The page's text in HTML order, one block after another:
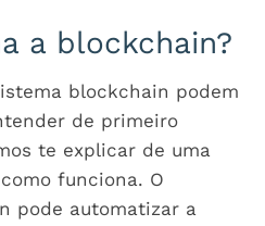
a blockchain?
blockchain podem
de primeiro
te explicar de uma
funciona. O
pode automatizar a